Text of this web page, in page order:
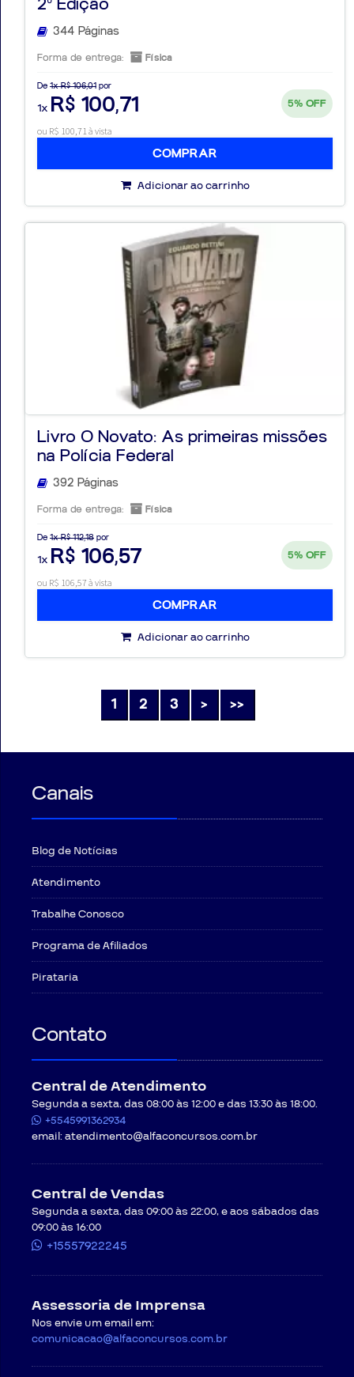
2º Edição
344 Páginas
Forma de entrega: Física
De 1x R$ 106,01 por
1x R$ 100,71 5% OFF
ou R$ 100,71 à vista
COMPRAR
Adicionar ao carrinho
Livro O Novato: As primeiras missões
na Polícia Federal
392 Páginas
Forma de entrega: Física
De 1x R$ 112,18 por
1x R$ 106,57 5% OFF
ou R$ 106,57 à vista
COMPRAR
Adicionar ao carrinho
1 2 3 > >>
Canais
Blog de Notícias
Atendimento
Trabalhe Conosco
Programa de Afiliados
Pirataria
Contato
Central de Atendimento
Segunda a sexta, das 08:00 às 12:00 e das 13:30 às 18:00.
+5545991362934
email:atendimento@alfaconcursos.com.br
Central de Vendas
Segunda a sexta, das 09:00 às 22:00, e aos sábados das
09:00 às 16:00
+15557922245
Assessoria de Imprensa
Nos envie um email em:
comunicacao@alfaconcursos.com.br